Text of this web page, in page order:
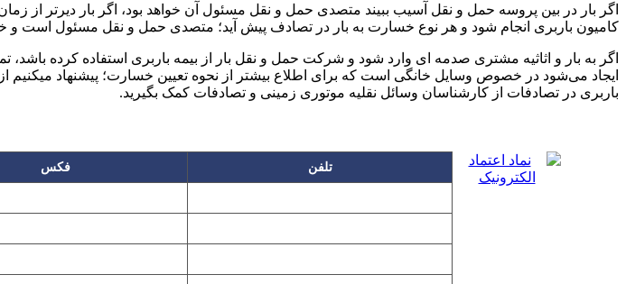
اگر بار در بین پروسه حمل و نقل آسیب ببیند متصدی حمل و نقل مسئول آن خواهد بود، اگر بار دیرتر از
کامیون باربری انجام شود و هر نوع خسارت به بار در تصادف پیش آید؛ متصدی حمل و نقل مسئول است و
اگر به بار و اثاثیه مشتری صدمه ای وارد شود و شرکت حمل و نقل بار از بیمه باربری استفاده کرده باشد،
ایجاد می‌شود در خصوص وسایل خانگی است که برای اطلاع بیشتر از نحوه تعیین خسارت؛ پیشنهاد
باربری در تصادفات از کارشناسان وسائل نقلیه موتوری زمینی و تصادفات کمک بگیرید.
تلفن فکس